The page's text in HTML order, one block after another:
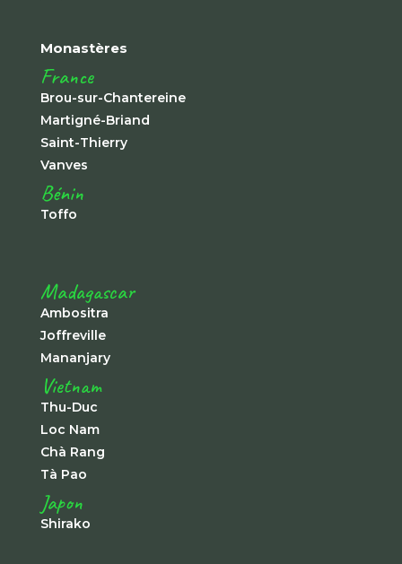
Monastères
France
Brou-sur-Chantereine
Martigné-Briand
Saint-Thierry
Vanves
Bénin
Toffo
Madagascar
Ambositra
Joffreville
Mananjary
Vietnam
Thu-Duc
Loc Nam
Chà Rang
Tà Pao
Japon
Shirako